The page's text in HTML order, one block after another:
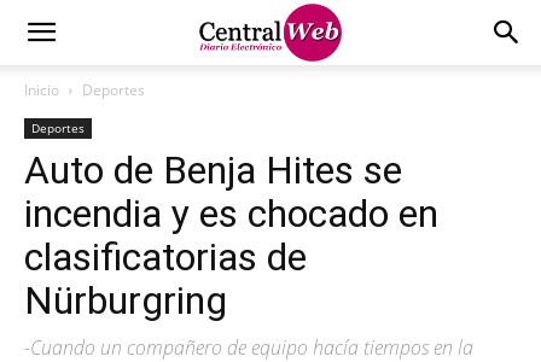
Inicio Deportes
Deportes
Auto de Benja Hites se
incendia y es chocado en
clasificatorias de
Nürburgring
-Cuando un compañero de equipo hacía tiempos en la